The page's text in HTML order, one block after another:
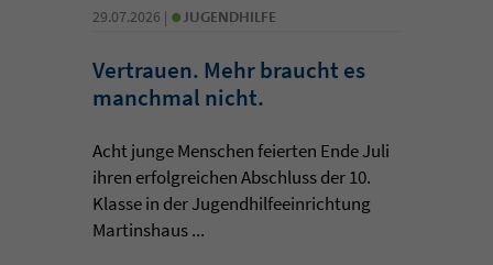
29.07.2026 | • JUGENDHILFE
Vertrauen. Mehr braucht es
manchmal nicht.
Acht junge Menschen feierten Ende Juli
ihren erfolgreichen Abschluss der 10.
Klasse in der Jugendhilfeeinrichtung
Martinshaus ...